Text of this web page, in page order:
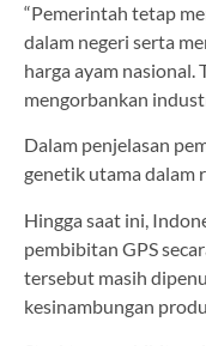
“Pemerintah tetap
dalam negeri serta
harga ayam nasional.
mengorbankan
Dalam penjelasan
genetik utama dalam
Hingga saat ini,
pembibitan GPS
tersebut masih
kesinambungan